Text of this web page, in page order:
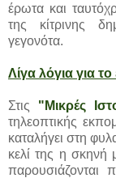
έρωτα και
της κίτρινης
γεγονότα.
Λίγα λόγια για
Στις "Μικρές
τηλεοπτικής
καταλήγει στη
κελί της η σκηνή
παρουσιάζονται